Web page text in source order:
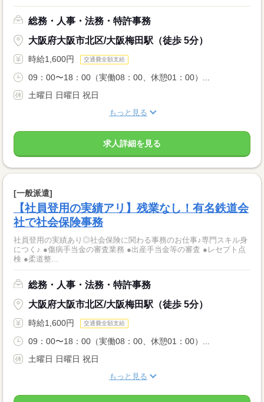
総務・人事・法務・特許事務
大阪府大阪市北区/大阪梅田駅（徒歩 5分）
時給1,600円 交通費全額支給
09：00〜18：00（実働08：00、休憩01：00）...
土曜日 日曜日 祝日
もっと見る
求人詳細を見る
[一般派遣]
【社員登用の実績アリ】残業なし！有名鉄道会
社で社会保険事務
社員登用の実績あり◎社会保険に関わる事務のお仕事♪専門スキル身
につく♪ ●傷病手当金の審査業務 ●出産手当金等の審査 ●レセプト点
検 ●柔道整...
総務・人事・法務・特許事務
大阪府大阪市北区/大阪梅田駅（徒歩 5分）
時給1,600円 交通費全額支給
09：00〜18：00（実働08：00、休憩01：00）...
土曜日 日曜日 祝日
もっと見る